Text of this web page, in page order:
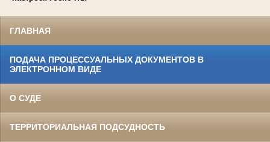
ГЛАВНАЯ
ПОДАЧА ПРОЦЕССУАЛЬНЫХ ДОКУМЕНТОВ В
ЭЛЕКТРОННОМ ВИДЕ
О СУДЕ
ТЕРРИТОРИАЛЬНАЯ ПОДСУДНОСТЬ